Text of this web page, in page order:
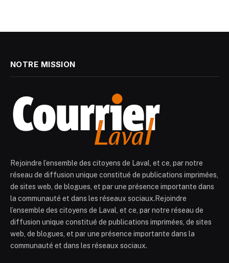
NOTRE MISSION
Rejoindre l’ensemble des citoyens de Laval, et ce, par notre
réseau de diffusion unique constitué de publications imprimées,
de sites web, de blogues, et par une présence importante dans
la communauté et dans les réseaux sociaux.Rejoindre
l’ensemble des citoyens de Laval, et ce, par notre réseau de
diffusion unique constitué de publications imprimées, de sites
web, de blogues, et par une présence importante dans la
communauté et dans les réseaux sociaux.